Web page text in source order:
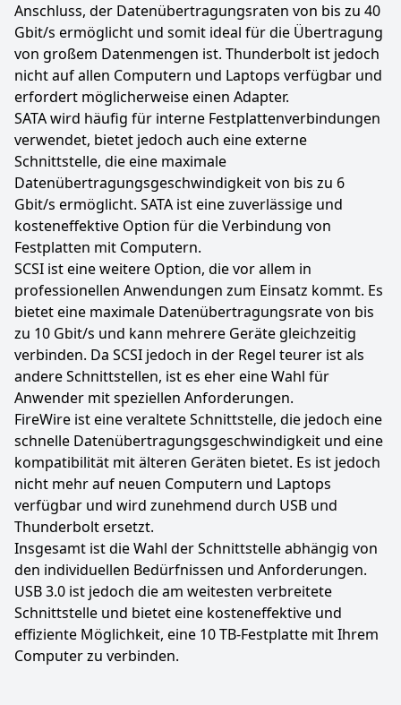
Anschluss, der Datenübertragungsraten von bis zu 40
Gbit/s ermöglicht und somit ideal für die Übertragung
von großem Datenmengen ist. Thunderbolt ist jedoch
nicht auf allen Computern und Laptops verfügbar und
erfordert möglicherweise einen Adapter.
SATA wird häufig für interne Festplattenverbindungen
verwendet, bietet jedoch auch eine externe
Schnittstelle, die eine maximale
Datenübertragungsgeschwindigkeit von bis zu 6
Gbit/s ermöglicht. SATA ist eine zuverlässige und
kosteneffektive Option für die Verbindung von
Festplatten mit Computern.
SCSI ist eine weitere Option, die vor allem in
professionellen Anwendungen zum Einsatz kommt. Es
bietet eine maximale Datenübertragungsrate von bis
zu 10 Gbit/s und kann mehrere Geräte gleichzeitig
verbinden. Da SCSI jedoch in der Regel teurer ist als
andere Schnittstellen, ist es eher eine Wahl für
Anwender mit speziellen Anforderungen.
FireWire ist eine veraltete Schnittstelle, die jedoch eine
schnelle Datenübertragungsgeschwindigkeit und eine
kompatibilität mit älteren Geräten bietet. Es ist jedoch
nicht mehr auf neuen Computern und Laptops
verfügbar und wird zunehmend durch USB und
Thunderbolt ersetzt.
Insgesamt ist die Wahl der Schnittstelle abhängig von
den individuellen Bedürfnissen und Anforderungen.
USB 3.0 ist jedoch die am weitesten verbreitete
Schnittstelle und bietet eine kosteneffektive und
effiziente Möglichkeit, eine 10 TB-Festplatte mit Ihrem
Computer zu verbinden.